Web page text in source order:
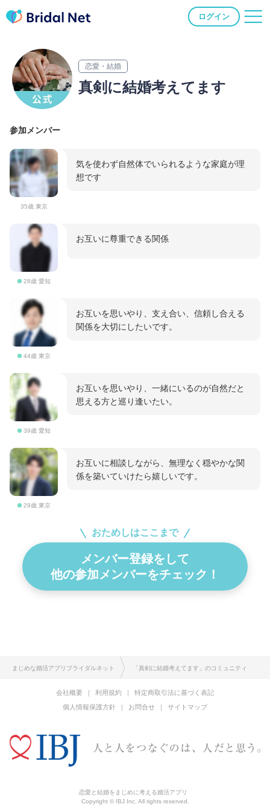
ログイン
恋愛・結婚
真剣に結婚考えてます
参加メンバー
35歳 東京
気を使わず自然体でいられるような家庭が理
想です
28歳 愛知
お互いに尊重できる関係
44歳 東京
お互いを思いやり、支え合い、信頼し合える
関係を大切にしたいです。
39歳 愛知
お互いを思いやり、一緒にいるのが自然だと
思える方と巡り逢いたい。
29歳 東京
お互いに相談しながら、無理なく穏やかな関
係を築いていけたら嬉しいです。
おためしはここまで
メンバー登録をして
他の参加メンバーをチェック！
まじめな婚活アプリブライダルネット 「真剣に結婚考えてます」のコミュニティ
会社概要 利用規約
特定商取引法に基づく表記
個人情報保護方針
お問合せ サイトマップ
恋愛と結婚をまじめに考える婚活アプリ
Copyright © IBJ Inc. All rights reserved.